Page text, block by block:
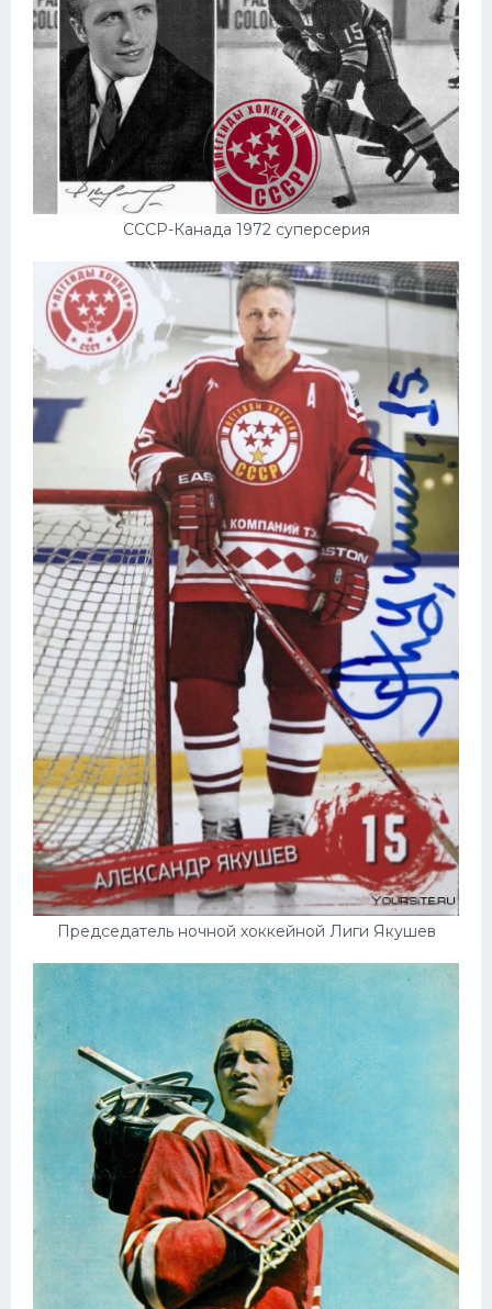
СССР-Канада 1972 суперсерия
Председатель ночной хоккейной Лиги Якушев